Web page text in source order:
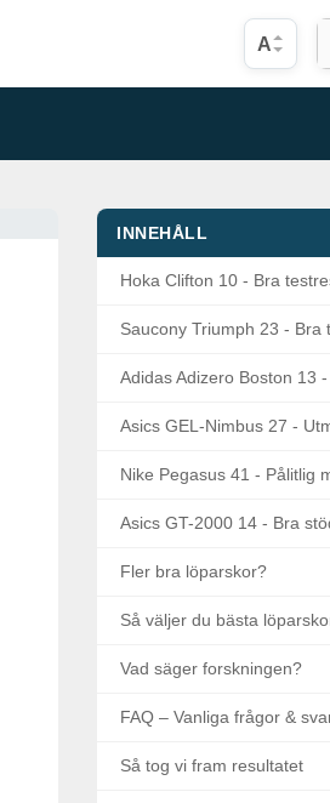
A
INNEHÅLL
Hoka Clifton 10 - Bra
Saucony Triumph 23 - Bra
Adidas Adizero Boston 13
Asics GEL-Nimbus 27 -
Nike Pegasus 41 - Pålitlig
Asics GT-2000 14 - Bra
Fler bra löparskor?
Så väljer du bästa
Vad säger forskningen?
FAQ – Vanliga frågor &
Så tog vi fram resultatet